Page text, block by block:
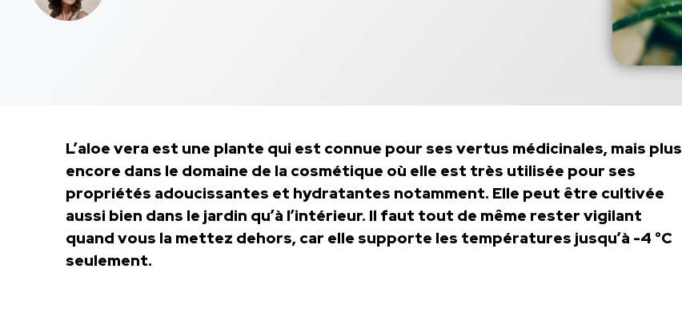
L’aloe vera est une plante qui est connue pour ses vertus médicinales, mais plus
encore dans le domaine de la cosmétique où elle est très utilisée pour ses
propriétés adoucissantes et hydratantes notamment. Elle peut être cultivée
aussi bien dans le jardin qu’à l’intérieur. Il faut tout de même rester vigilant
quand vous la mettez dehors, car elle supporte les températures jusqu’à -4 °C
seulement.